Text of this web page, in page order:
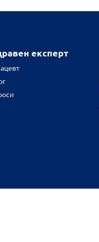
експерт